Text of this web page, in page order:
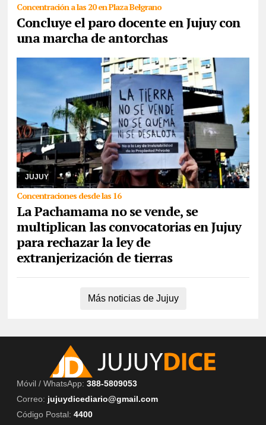
Concentración a las 20 en Plaza Belgrano
Concluye el paro docente en Jujuy con
una marcha de antorchas
JUJUY
Concentraciones desde las 16
La Pachamama no se vende, se
multiplican las convocatorias en Jujuy
para rechazar la ley de
extranjerización de tierras
05/08/2026 Comunidades indígenas, sindicatos, ambientalistas,
organizaciones sociales, políticas y de derechos humanos se
congregarán en la capital, como así ta ...
Más noticias de Jujuy
Móvil / WhatsApp: 388-5809053
Correo: jujuydicediario@gmail.com
Código Postal: 4400